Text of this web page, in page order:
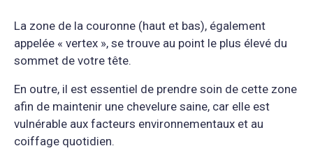
La zone de la couronne (haut et bas), également
appelée « vertex », se trouve au point le plus élevé du
sommet de votre tête.
En outre, il est essentiel de prendre soin de cette zone
afin de maintenir une chevelure saine, car elle est
vulnérable aux facteurs environnementaux et au
coiffage quotidien.